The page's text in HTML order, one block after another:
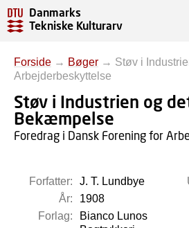
Danmarks
Tekniske Kulturarv
Forside → Bøger → Støv i
Arbejderbeskyttelse
Støv i Industrien og
Bekæmpelse
Foredrag i Dansk Forening for
Forfatter:
J. T. Lundbye
År:
1908
Forlag:
Bianco Lunos